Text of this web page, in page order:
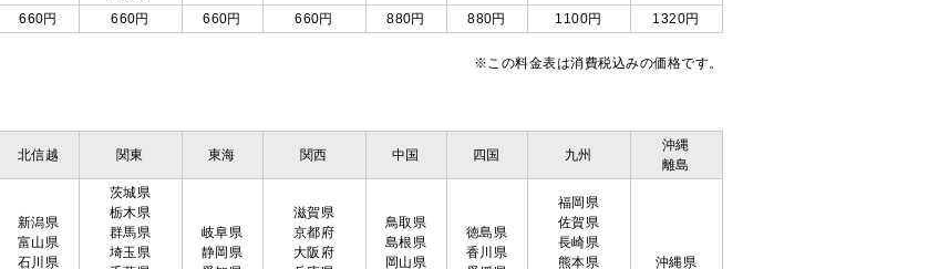
660円 660円 660円 660円 880円 880円 1100円 1320円
※この料金表は消費税込みの価格です。
北信越 関東 東海 関西 中国 四国 九州
沖縄
離島
新潟県
富山県
石川県
茨城県
栃木県
群馬県
埼玉県
岐阜県
静岡県
滋賀県
京都府
大阪府
鳥取県
島根県
岡山県
徳島県
香川県
福岡県
佐賀県
長崎県
熊本県
沖縄県